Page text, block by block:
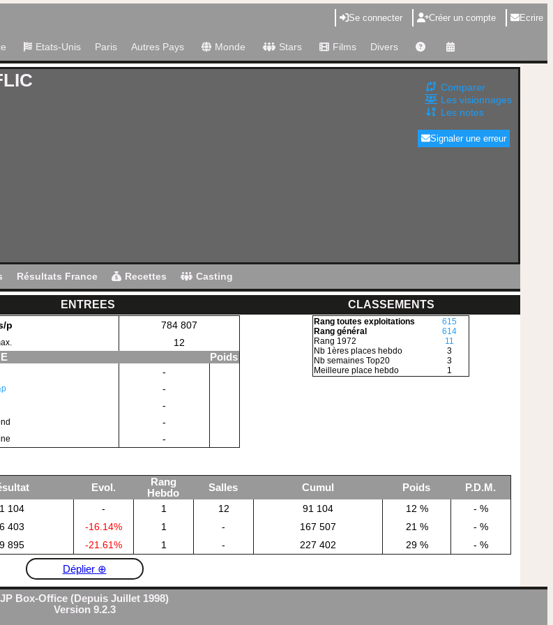
Se connecter Créer un compte Ecrire
Etats-Unis Paris Autres Pays Monde Stars Films Divers
Comparer
Les visionnages
Les notes
Signaler une erreur
Résultats France Recettes Casting
ENTREES CLASSEMENTS
p 784 807
12
Poids
-
-
-
-
-
Rang toutes exploitations
Rang général
Rang 1972
Nb 1ères places hebdo
Nb semaines Top20
Meilleure place hebdo
615
614
11
3
3
1
Evol.
Rang
Hebdo
Salles Cumul Poids
P.D.M.
104 - 1 12 91 104 12 %
- %
403 -16.14% 1 - 167 507 21 %
- %
895 -21.61% 1 - 227 402 29 % - %
Déplier ⊕
JP Box-Office (Depuis Juillet 1998)
Version 9.2.3